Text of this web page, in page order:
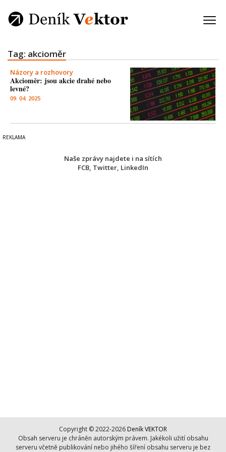
Tag: akcioměr
Názory a rozhovory
Akcioměr: jsou akcie drahé nebo
levné?
09. 04. 2025
Naše zprávy najdete i na sítích
FCB, Twitter, LinkedIn
Copyright © 2022-2026 Deník VEKTOR
Obsah serveru je chráněn autorským právem. Jakékoli užití obsahu
serveru včetně publikování nebo jihého šíření obsahu serveru je bez